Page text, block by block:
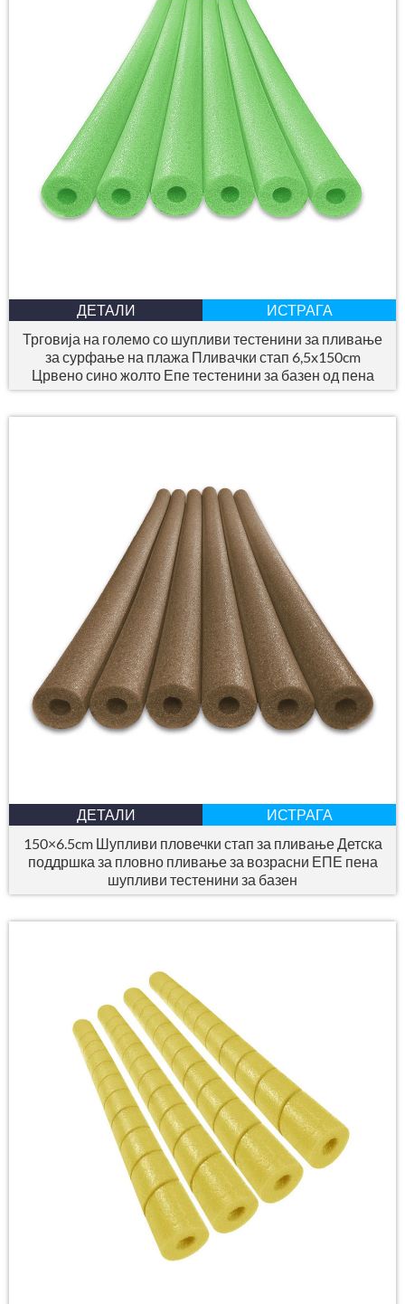
ДЕТАЛИ
ИСТРАГА
Трговија на големо со шупливи тестенини за пливање
за сурфање на плажа Пливачки стап 6,5x150cm
Црвено сино жолто Епе тестенини за базен од пена
ДЕТАЛИ
ИСТРАГА
150×6.5cm Шупливи пловечки стап за пливање Детска
поддршка за пловно пливање за возрасни ЕПЕ пена
шупливи тестенини за базен